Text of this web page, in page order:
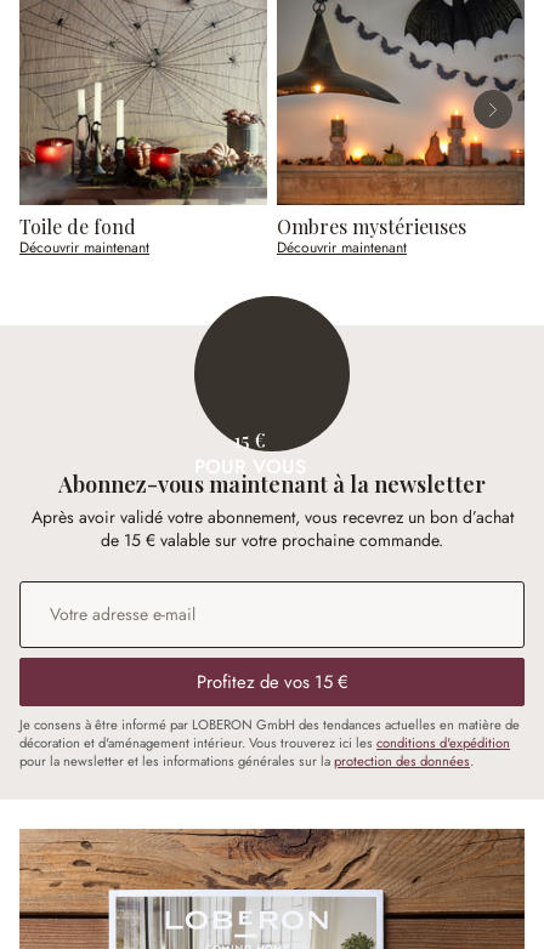
Toile de fond
Découvrir maintenant
Ombres mystérieuses
Découvrir maintenant
15 €
Abonnez-vous maintenant à la newsletter
Après avoir validé votre abonnement, vous recevrez un bon d’achat
de 15 € valable sur votre prochaine commande.
Adresse e-mail*
Profitez de vos 15 €
Je consens à être informé par LOBERON GmbH des tendances actuelles en matière de
décoration et d'aménagement intérieur. Vous trouverez ici les conditions d'expédition
pour la newsletter et les informations générales sur laprotection des données.